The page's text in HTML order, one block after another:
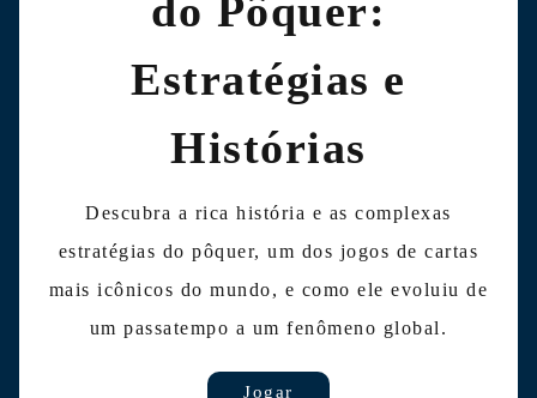
do Pôquer:
Estratégias e
Histórias
Descubra a rica história e as complexas
estratégias do pôquer, um dos jogos de cartas
mais icônicos do mundo, e como ele evoluiu de
um passatempo a um fenômeno global.
Jogar